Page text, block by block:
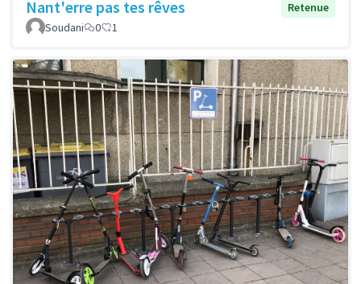
Nant'erre pas tes rêves
Retenue
Soudani
0 1